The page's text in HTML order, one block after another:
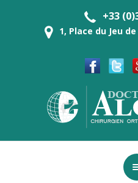
+33
1, Place du Jeu